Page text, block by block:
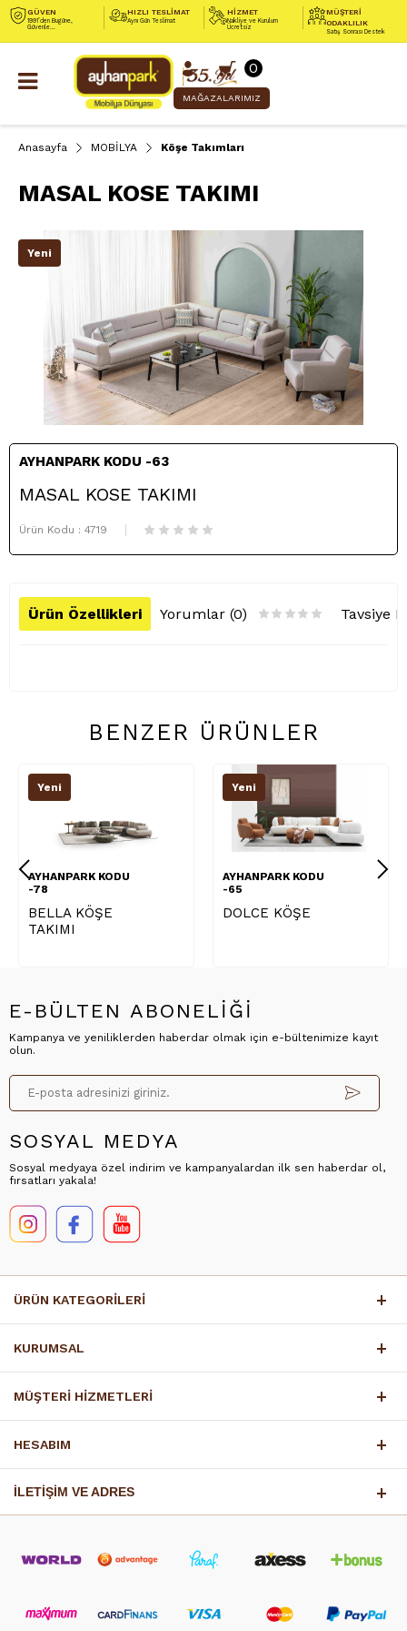
GÜVEN
1991’den Bugüne,
Güvenle...
HIZLI TESLİMAT
Aynı Gün Teslimat
HİZMET
Nakliye ve Kurulum
Ücretsiz
MÜŞTERİ
ODAKLILIK
Satış Sonrası Destek
0
MAĞAZALARIMIZ
Anasayfa MOBİLYA Köşe Takımları
MASAL KOSE TAKIMI
Yeni
AYHANPARK KODU -63
MASAL KOSE TAKIMI
Ürün Kodu : 4719
Ürün Özellikleri Yorumlar (0) Tavsiye
BENZER ÜRÜNLER
Yeni
AYHANPARK KODU
-78
BELLA KÖŞE
TAKIMI
Yeni
AYHANPARK KODU
-65
DOLCE KÖŞE
E-BÜLTEN ABONELİĞİ
Kampanya ve yeniliklerden haberdar olmak için e-bültenimize kayıt
olun.
SOSYAL MEDYA
Sosyal medyaya özel indirim ve kampanyalardan ilk sen haberdar ol,
fırsatları yakala!
ÜRÜN KATEGORİLERİ
KURUMSAL
MÜŞTERİ HİZMETLERİ
HESABIM
İLETİŞİM VE ADRES